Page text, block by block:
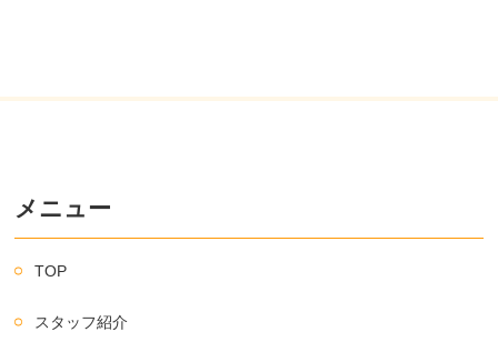
メニュー
TOP
スタッフ紹介